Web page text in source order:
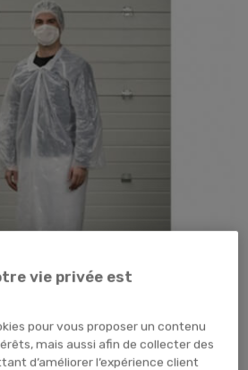
vie privée est
pour vous proposer un contenu
mais aussi afin de collecter des
d’améliorer l’expérience client